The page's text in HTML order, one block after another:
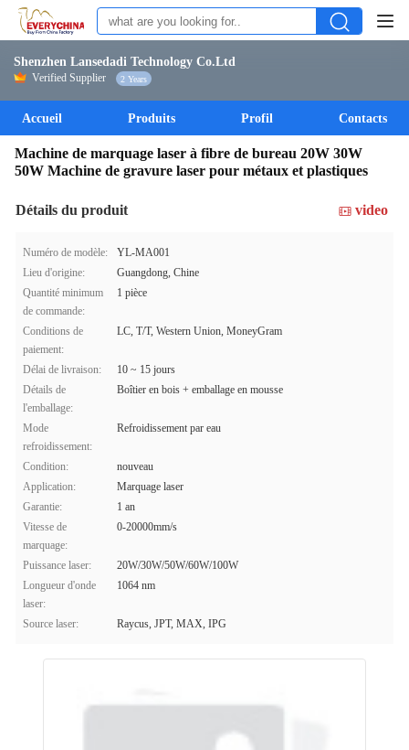
Shenzhen Lansedadi Technology Co.Ltd
Verified Supplier 2 Years
Accueil Produits Profil Contacts
Machine de marquage laser à fibre de bureau 20W 30W
50W Machine de gravure laser pour métaux et plastiques
Détails du produit video
Numéro de modèle:
YL-MA001
Lieu d'origine:
Guangdong, Chine
Quantité minimum
de commande:
1 pièce
Conditions de
paiement:
LC, T/T, Western Union, MoneyGram
Délai de livraison:
10 ~ 15 jours
Détails de
l'emballage:
Boîtier en bois + emballage en mousse
Mode
refroidissement:
Refroidissement par eau
Condition:
nouveau
Application:
Marquage laser
Garantie:
1 an
Vitesse de
marquage:
0-20000mm/s
Puissance laser:
20W/30W/50W/60W/100W
Longueur d'onde
laser:
1064 nm
Source laser: Raycus, JPT, MAX, IPG